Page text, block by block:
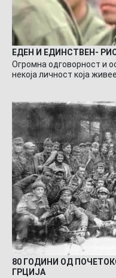
ЕДЕН И ЕДИНСТВЕН-
Огромна одговорност и
некоја личност која
80 ГОДИНИ ОД
ГРЦИЈА